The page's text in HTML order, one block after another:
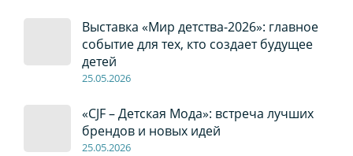
Выставка «Мир детства-2026»: главное
событие для тех, кто создает будущее
детей
25.05.2026
«CJF – Детская Мода»: встреча лучших
брендов и новых идей
25.05.2026